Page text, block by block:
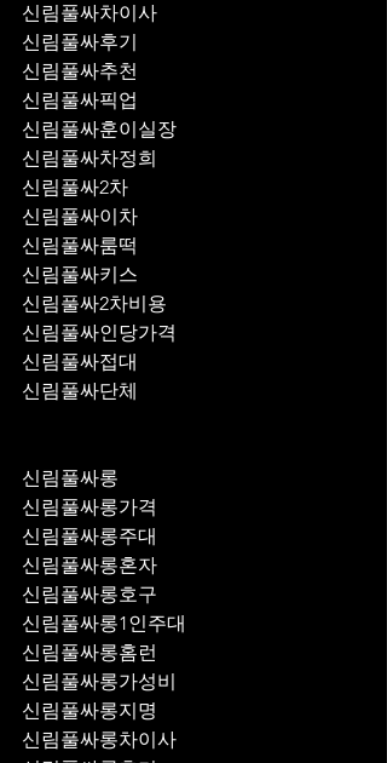
신림풀싸차이사
신림풀싸후기
신림풀싸추천
신림풀싸훈이실장
신림풀싸차정희
신림풀싸2차
신림풀싸이차
신림풀싸룸떡
신림풀싸키스
신림풀싸2차비용
신림풀싸인당가격
신림풀싸접대
신림풀싸단체
신림풀싸롱
신림풀싸롱가격
신림풀싸롱주대
신림풀싸롱혼자
신림풀싸롱호구
신림풀싸롱1인주대
신림풀싸롱홈런
신림풀싸롱가성비
신림풀싸롱지명
신림풀싸롱차이사